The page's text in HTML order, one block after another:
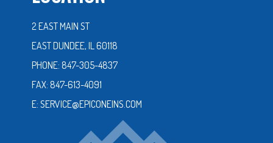
2 EAST MAIN ST
EAST DUNDEE, IL 60118
PHONE: 847-305-4837
FAX: 847-613-4091
E: SERVICE@EPICONEINS.COM